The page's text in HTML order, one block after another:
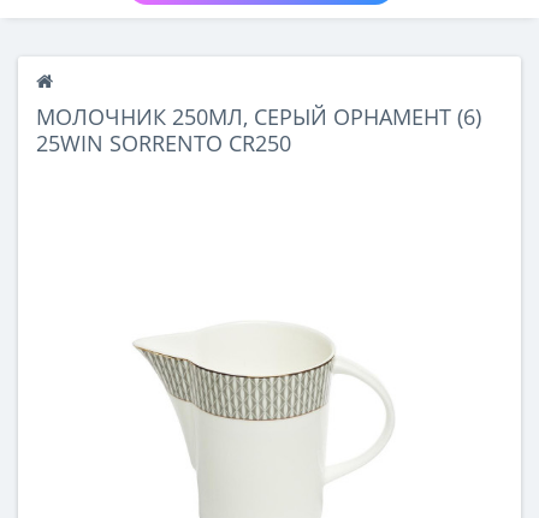
МОЛОЧНИК 250МЛ, СЕРЫЙ ОРНАМЕНТ (6)
25WIN SORRENTO CR250